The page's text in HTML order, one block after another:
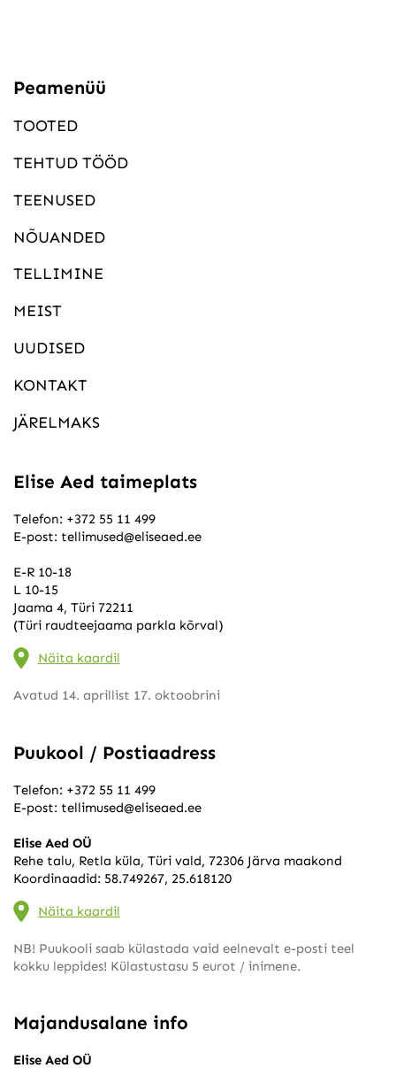
Peamenüü
TOOTED
TEHTUD TÖÖD
TEENUSED
NÕUANDED
TELLIMINE
MEIST
UUDISED
KONTAKT
JÄRELMAKS
Elise Aed taimeplats
Telefon: +372 55 11 499
E-post: tellimused@eliseaed.ee
E-R 10-18
L 10-15
Jaama 4, Türi 72211
(Türi raudteejaama parkla kõrval)
Näita kaardil
Avatud 14. aprillist 17. oktoobrini
Puukool / Postiaadress
Telefon: +372 55 11 499
E-post: tellimused@eliseaed.ee
Elise Aed OÜ
Rehe talu, Retla küla, Türi vald, 72306 Järva maakond
Koordinaadid: 58.749267, 25.618120
Näita kaardil
NB! Puukooli saab külastada vaid eelnevalt e-posti teel
kokku leppides! Külastustasu 5 eurot / inimene.
Majandusalane info
Elise Aed OÜ